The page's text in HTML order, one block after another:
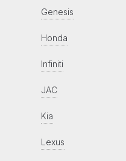
Genesis
Honda
Infiniti
JAC
Kia
Lexus